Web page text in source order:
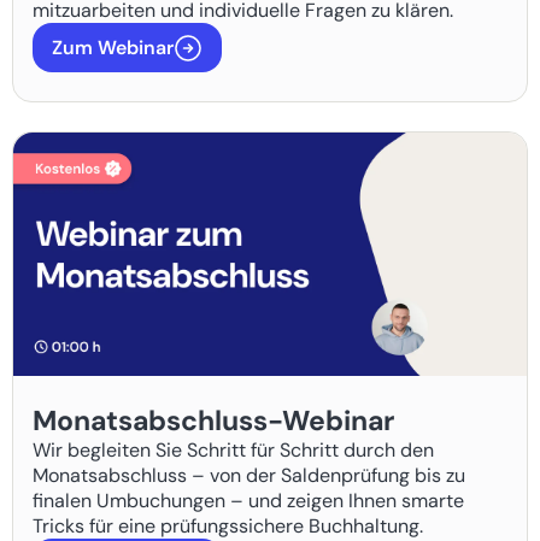
mitzuarbeiten und individuelle Fragen zu klären.
Zum Webinar
Monatsabschluss-Webinar
Wir begleiten Sie Schritt für Schritt durch den
Monatsabschluss – von der Saldenprüfung bis zu
finalen Umbuchungen – und zeigen Ihnen smarte
Tricks für eine prüfungssichere Buchhaltung.